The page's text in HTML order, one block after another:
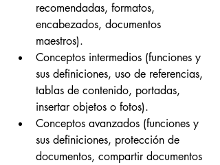
recomendadas, formatos,
encabezados, documentos
maestros).
Conceptos intermedios (funciones y
sus definiciones, uso de referencias,
tablas de contenido, portadas,
insertar objetos o fotos).
Conceptos avanzados (funciones y
sus definiciones, protección de
documentos, compartir documentos